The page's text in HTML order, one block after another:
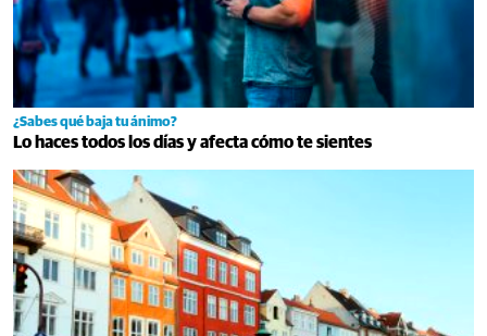
¿Sabes qué baja tu ánimo?
Lo haces todos los días y afecta cómo te sientes